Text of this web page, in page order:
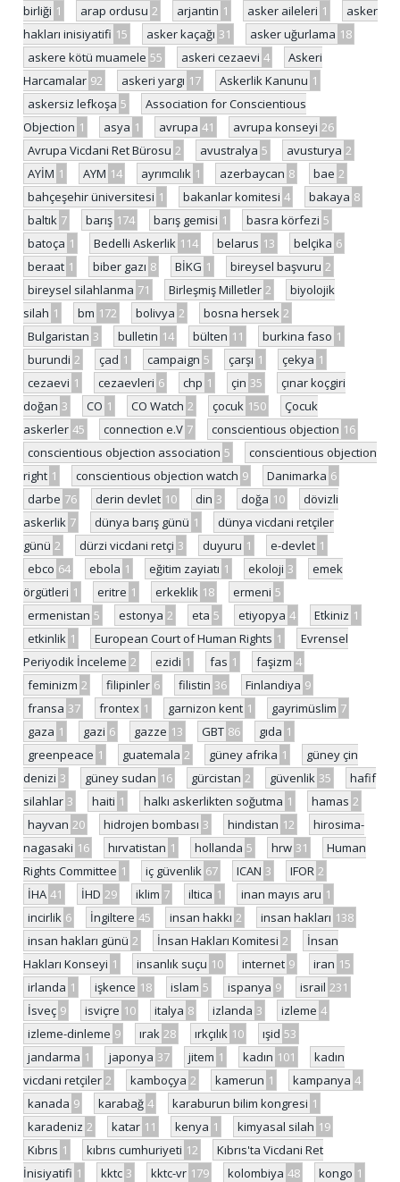
birliği 1 arap ordusu 2 arjantin 1 asker aileleri 1
asker
hakları inisiyatifi 15 asker kaçağı 31 asker uğurlama 18
askere kötü muamele 55 askeri cezaevi 4
Askeri
Harcamalar 92 askeri yargı 17 Askerlik Kanunu 1
askersiz lefkoşa 5
Association for Conscientious
Objection 1 asya 1 avrupa 41 avrupa konseyi 26
Avrupa Vicdani Ret Bürosu 2 avustralya 5 avusturya 2
AYİM 1 AYM 14 ayrımcılık 1 azerbaycan 8 bae 2
bahçeşehir üniversitesi 1 bakanlar komitesi 4 bakaya 8
baltık 7 barış 174 barış gemisi 1 basra körfezi 5
batoça 1 Bedelli Askerlik 114 belarus 13 belçika 6
beraat 1 biber gazı 8 BİKG 1 bireysel başvuru 2
bireysel silahlanma 71 Birleşmiş Milletler 2
biyolojik
silah 1 bm 172 bolivya 2 bosna hersek 2
Bulgaristan 3 bulletin 14 bülten 11 burkina faso 1
burundi 2 çad 1 campaign 5 çarşı 1 çekya 1
cezaevi 1 cezaevleri 6 chp 1 çin 35
çınar koçgiri
doğan 3 CO 1 CO Watch 2 çocuk 150
Çocuk
askerler 45 connection e.V 7 conscientious objection 16
conscientious objection association 5
conscientious objection
right 1 conscientious objection watch 9 Danimarka 6
darbe 76 derin devlet 10 din 3 doğa 10
dövizli
askerlik 7 dünya barış günü 1
dünya vicdani retçiler
günü 2 dürzi vicdani retçi 3 duyuru 1 e-devlet 1
ebco 64 ebola 1 eğitim zayiatı 1 ekoloji 3
emek
örgütleri 1 eritre 1 erkeklik 18 ermeni 5
ermenistan 5 estonya 2 eta 5 etiyopya 4 Etkiniz 1
etkinlik 1 European Court of Human Rights 1
Evrensel
Periyodik İnceleme 2 ezidi 1 fas 1 faşizm 4
feminizm 2 filipinler 6 filistin 36 Finlandiya 9
fransa 37 frontex 1 garnizon kent 1 gayrimüslim 7
gaza 1 gazi 6 gazze 13 GBT 86 gıda 1
greenpeace 1 guatemala 2 güney afrika 1
güney çin
denizi 3 güney sudan 16 gürcistan 2 güvenlik 35
hafif
silahlar 3 haiti 1 halkı askerlikten soğutma 1 hamas 2
hayvan 20 hidrojen bombası 3 hindistan 12
hirosima-
nagasaki 16 hırvatistan 1 hollanda 5 hrw 31
Human
Rights Committee 1 iç güvenlik 67 ICAN 3 IFOR 2
İHA 41 İHD 29 iklim 7 iltica 1 inan mayıs aru 1
incirlik 6 İngiltere 45 insan hakkı 2 insan hakları 138
insan hakları günü 2 İnsan Hakları Komitesi 2
İnsan
Hakları Konseyi 1 insanlık suçu 10 internet 9 iran 15
irlanda 1 işkence 18 islam 5 ispanya 9 israil 231
İsveç 9 isviçre 10 italya 8 izlanda 3 izleme 4
izleme-dinleme 9 ırak 28 ırkçılık 10 ışid 53
jandarma 1 japonya 37 jitem 1 kadın 101
kadın
vicdani retçiler 2 kamboçya 2 kamerun 1 kampanya 4
kanada 9 karabağ 4 karaburun bilim kongresi 1
karadeniz 2 katar 11 kenya 1 kimyasal silah 19
Kıbrıs 1 kıbrıs cumhuriyeti 12
Kıbrıs'ta Vicdani Ret
İnisiyatifi 1 kktc 3 kktc-vr 179 kolombiya 48 kongo 1